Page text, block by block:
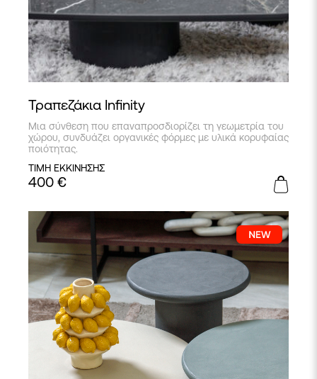
Τραπεζάκια Infinity
Μια σύνθεση που επαναπροσδιορίζει τη γεωμετρία του
χώρου, συνδυάζει οργανικές φόρμες με υλικά κορυφαίας
ποιότητας.
ΤΙΜΗ ΕΚΚΙΝΗΣΗΣ
400 €